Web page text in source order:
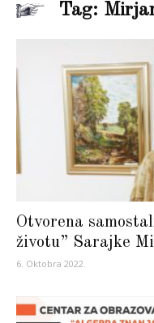
Tag:
Otvorena
životu” Sarajke
6. Oktobra 2022.